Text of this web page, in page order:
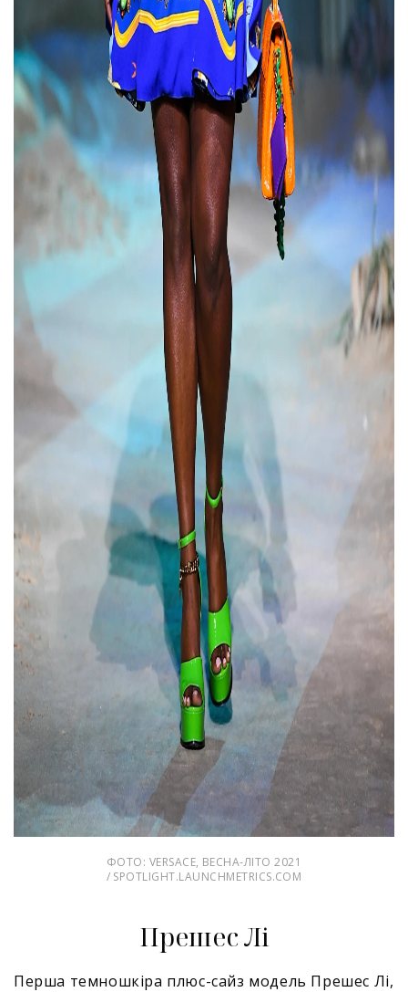
ФОТО: VERSACE, ВЕСНА-ЛІТО 2021
/ SPOTLIGHT.LAUNCHMETRICS.COM
Прешес Лі
Перша темношкіра плюс-сайз модель Прешес Лі,